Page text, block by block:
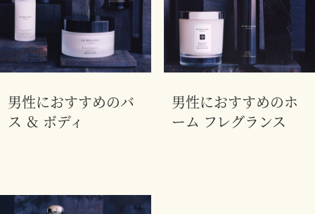
男性におすすめのバ
ス ＆ ボディ
男性におすすめのホ
ーム フレグランス